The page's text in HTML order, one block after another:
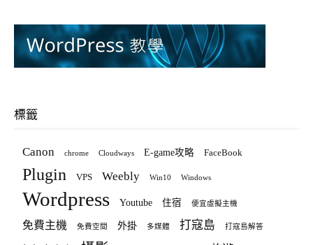
標籤
Canon chrome Cloudways E-game攻略 FaceBook
Plugin VPS Weebly Win10 Windows
Wordpress Youtube 住宿 便宜虛擬主機
免費主機 免費空間 外掛 多媒體 打寇島 打寇島解答